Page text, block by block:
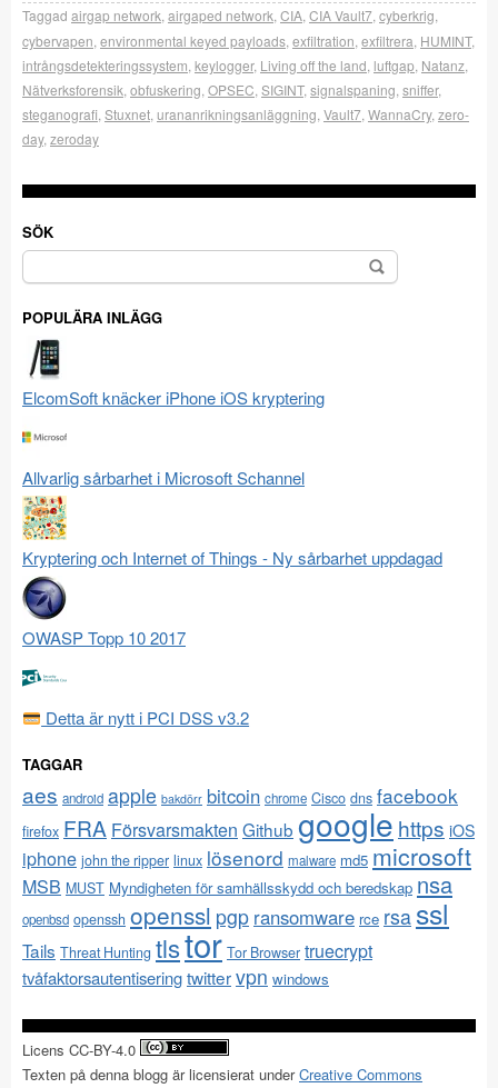
Taggad airgap network airgaped network CIA CIA Vault7 cyberkrig
cybervapen environmental keyed payloads exfiltration exfiltrera HUMINT,
intrångsdetekteringssystem keylogger, Living off the land luftgap Natanz
Nätverksforensik obfuskering OPSEC SIGINT, signalspaning sniffer,
steganografi Stuxnet urananrikningsanläggning Vault7 WannaCry, zero-
day, zeroday
SÖK
Sök
efter:
POPULÄRA INLÄGG
ElcomSoft knäcker iPhone iOS kryptering
Allvarlig sårbarhet i Microsoft Schannel
Kryptering och Internet of Things - Ny sårbarhet uppdagad
OWASP Topp 10 2017
Detta är nytt i PCI DSS v3.2
TAGGAR
aes android apple bakdörr bitcoin chrome Cisco dns facebook
firefox FRA Försvarsmakten Github google https iOS
iphone john the ripper linux lösenord malware md5 microsoft
MSB MUST Myndigheten för samhällsskydd och beredskap nsa
openbsd openssh openssl pgp ransomware rce rsa ssl
Tails Threat Hunting tlstor Tor Browser truecrypt
tvåfaktorsautentiseringtwittervpn windows
Licens CC-BY-4.0
Texten på denna blogg är licensierat underCreative Commons